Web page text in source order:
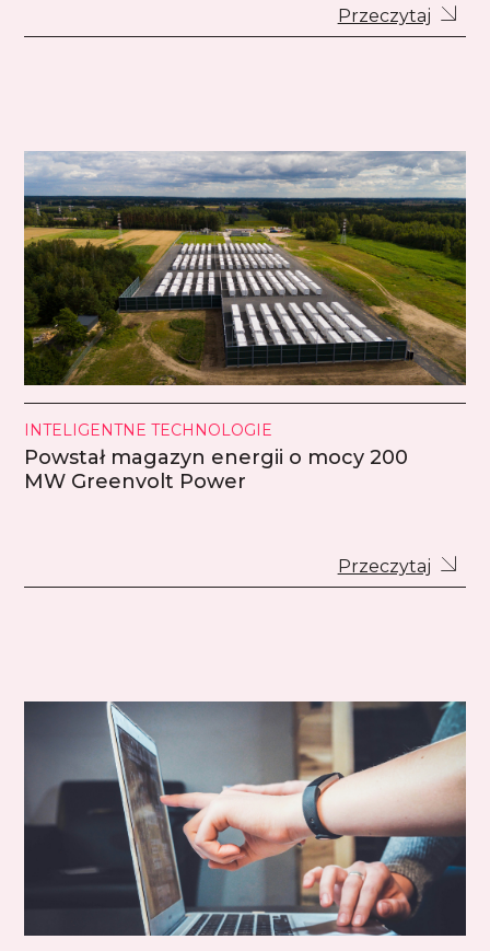
Przeczytaj
INTELIGENTNE TECHNOLOGIE
Powstał magazyn energii o mocy 200
MW Greenvolt Power
Przeczytaj